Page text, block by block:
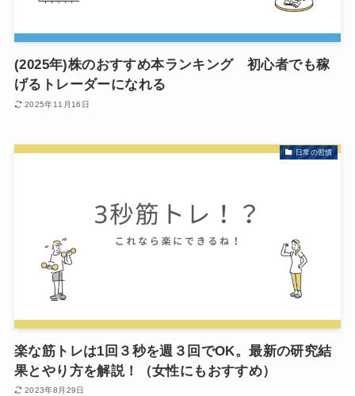
(2025年)株のおすすめ本ランキング 初心者でも稼
げるトレーダーになれる
2025年11月16日
日常の習慣
楽な筋トレは1回３秒を週３回でOK。最新の研究結
果とやり方を解説！（女性にもおすすめ）
2023年8月29日